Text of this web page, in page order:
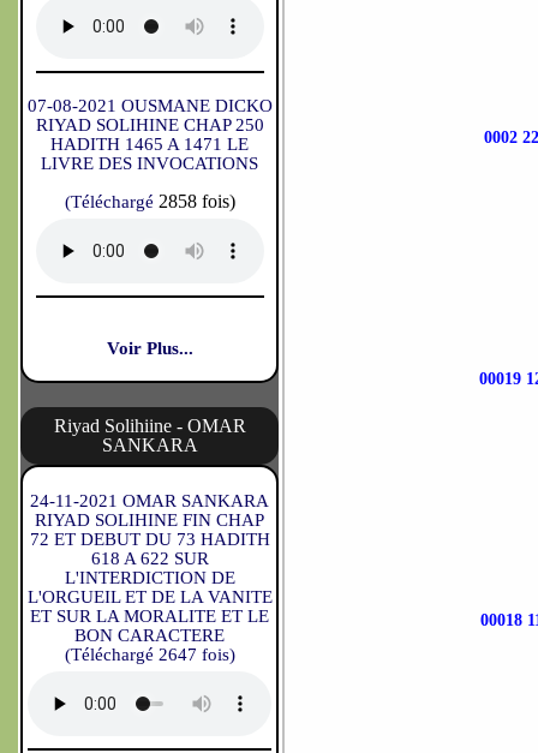
07-08-2021 OUSMANE DICKO
RIYAD SOLIHINE CHAP 250
HADITH 1465 A 1471 LE
LIVRE DES INVOCATIONS
(Téléchargé 2858 fois)
Voir Plus...
Riyad Solihiine - OMAR
SANKARA
24-11-2021 OMAR SANKARA
RIYAD SOLIHINE FIN CHAP
72 ET DEBUT DU 73 HADITH
618 A 622 SUR
L'INTERDICTION DE
L'ORGUEIL ET DE LA VANITE
ET SUR LA MORALITE ET LE
BON CARACTERE
(Téléchargé 2647 fois)
0002
00019
00018